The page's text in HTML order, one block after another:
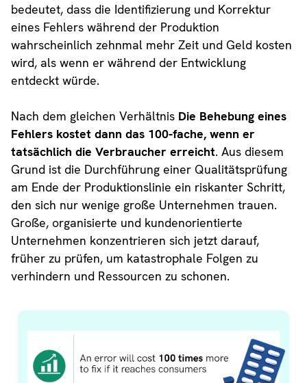
bedeutet, dass die Identifizierung und Korrektur
eines Fehlers während der Produktion
wahrscheinlich zehnmal mehr Zeit und Geld kosten
wird, als wenn er während der Entwicklung
entdeckt würde.
Nach dem gleichen Verhältnis Die Behebung eines
Fehlers kostet dann das 100-fache, wenn er
tatsächlich die Verbraucher erreicht. Aus diesem
Grund ist die Durchführung einer Qualitätsprüfung
am Ende der Produktionslinie ein riskanter Schritt,
den sich nur wenige große Unternehmen trauen.
Große, organisierte und kundenorientierte
Unternehmen konzentrieren sich jetzt darauf,
früher zu prüfen, um katastrophale Folgen zu
verhindern und Ressourcen zu schonen.